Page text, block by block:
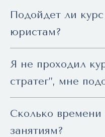
Подойдет ли
юристам?
Я не проходил
стратег”, мне
Сколько времени
занятиям?